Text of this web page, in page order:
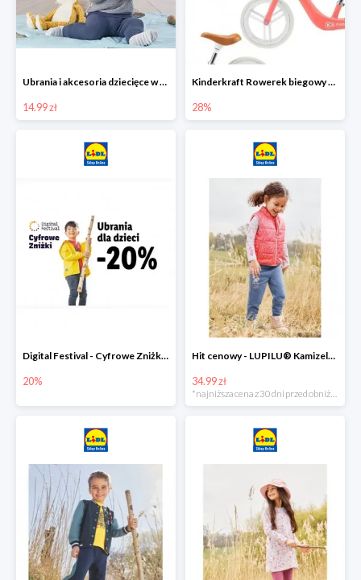
Ubrania i akcesoria dziecięce w Lidlu Online od 14,99 zł
14.99 zł
Kinderkraft Rowerek biegowy Fly
28%
Digital Festival - Cyfrowe Zniżki Ubrania dla dzieci w Lidlu -20%
20%
Hit cenowy - LUPILU® Kamizelka pikowana dziewczęca
34.99 zł